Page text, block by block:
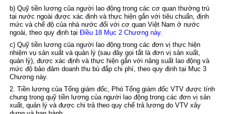
b) Quỹ tiền lương của người lao động trong các cơ quan thường trú
tại nước ngoài được xác định và thực hiện gắn với tiêu chuẩn, định
mức và chế độ của nhà nước đối với cơ quan Việt Nam ở nước
ngoài, theo quy định tạiĐiều 18 Mục 2 Chương này.
c) Quỹ tiền lương của người lao động trong các đơn vị thực hiện
nhiệm vụ sản xuất và quản lý (sau đây gọi tắt là đơn vị sản xuất,
quản lý), được xác định và thực hiện gắn với năng suất lao động và
mức độ bảo đảm doanh thu bù đắp chi phí, theo quy định tại Mục 3
Chương này.
2. Tiền lương của Tổng giám đốc, Phó Tổng giám đốc VTV được tính
chung trong quỹ tiền lương của người lao động trong các đơn vị sản
xuất, quản lý và được chi trả theo quy chế trả lương do VTV xây